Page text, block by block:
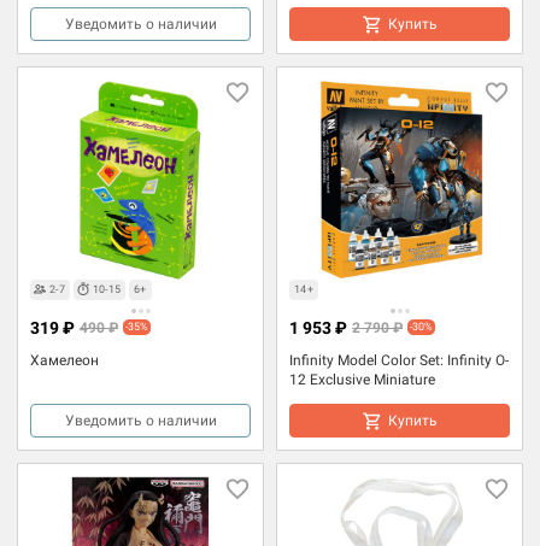
Уведомить о наличии Купить
2-7 10-15 6+
Хамелеон
319 ₽ 490 ₽ -35%
Уведомить о наличии
14+
Infinity Model Color Set: Infinity O-
12 Exclusive Miniature
1 953 ₽ 2 790 ₽ -30%
Купить